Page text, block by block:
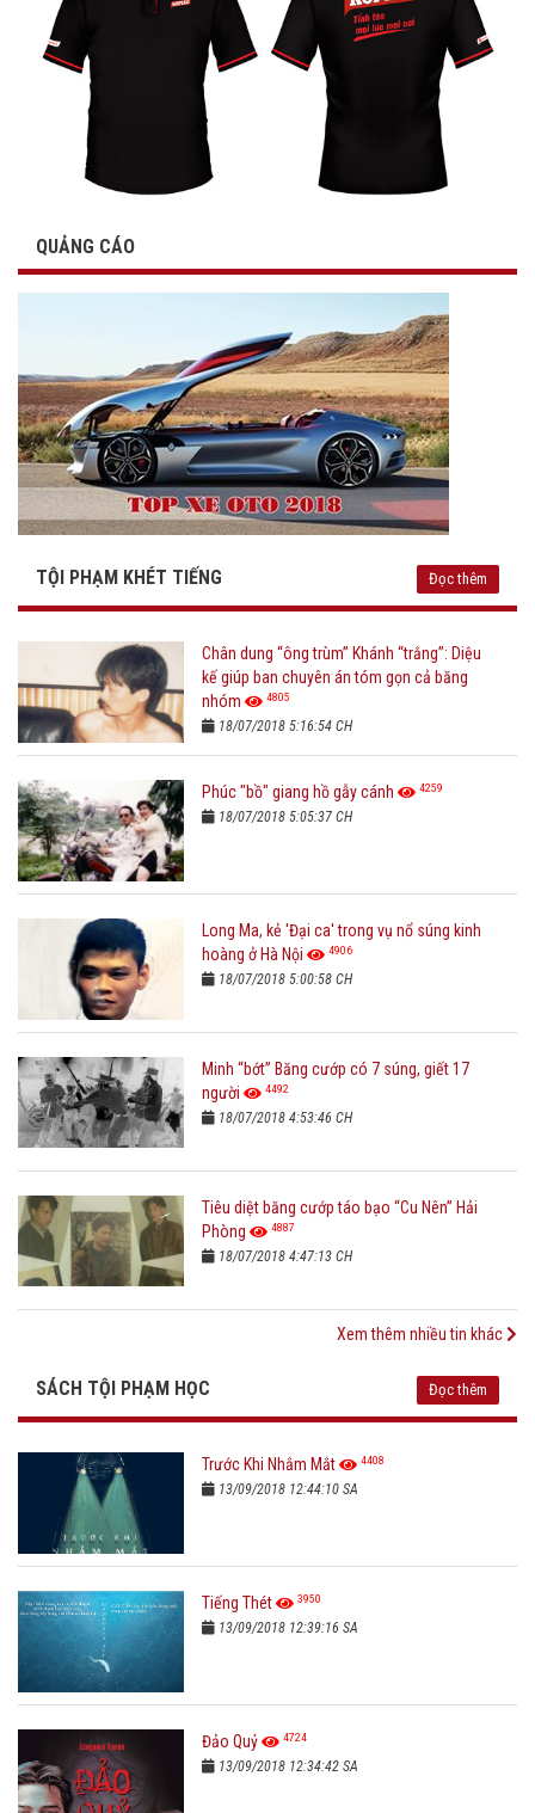
QUẢNG CÁO
TỘI PHẠM KHÉT TIẾNG Đọc thêm
Chân dung “ông trùm” Khánh “trắng”: Diệu
kế giúp ban chuyên án tóm gọn cả băng
nhóm
4805
18/07/2018 5:16:54 CH
Phúc "bồ" giang hồ gẫy cánh 4259
18/07/2018 5:05:37 CH
Long Ma, kẻ 'Đại ca' trong vụ nổ súng kinh
hoàng ở Hà Nội
4906
18/07/2018 5:00:58 CH
Minh “bớt” Băng cướp có 7 súng, giết 17
người
4492
18/07/2018 4:53:46 CH
Tiêu diệt băng cướp táo bạo “Cu Nên” Hải
Phòng
4887
18/07/2018 4:47:13 CH
Xem thêm nhiều tin khác
SÁCH TỘI PHẠM HỌC Đọc thêm
Trước Khi Nhắm Mắt 4408
13/09/2018 12:44:10 SA
Tiếng Thét 3950
13/09/2018 12:39:16 SA
Đảo Quỷ 4724
13/09/2018 12:34:42 SA